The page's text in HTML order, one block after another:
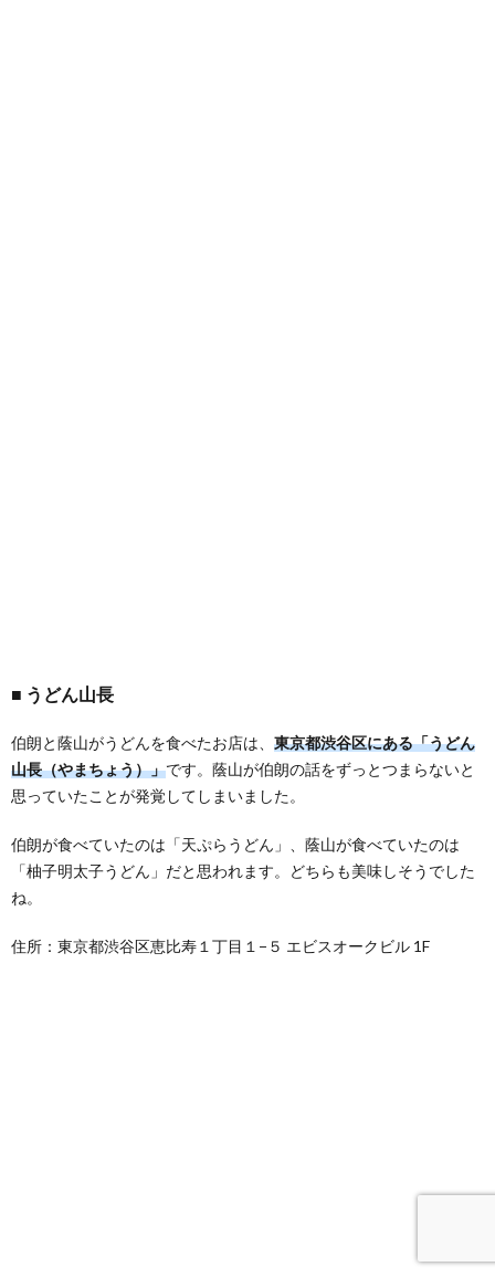
うどん山長
伯朗と蔭山がうどんを食べたお店は、 東京都渋谷区にある「うどん
山長（やまちょう）」です。蔭山が伯朗の話をずっとつまらないと
思っていたことが発覚してしまいました。
伯朗が食べていたのは「天ぷらうどん」、蔭山が食べていたのは
「柚子明太子うどん」だと思われます。どちらも美味しそうでした
ね。
住所：東京都渋谷区恵比寿１丁目１−５ エビスオークビル 1F